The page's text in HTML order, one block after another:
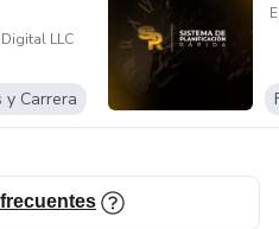
LLC
y Carrera